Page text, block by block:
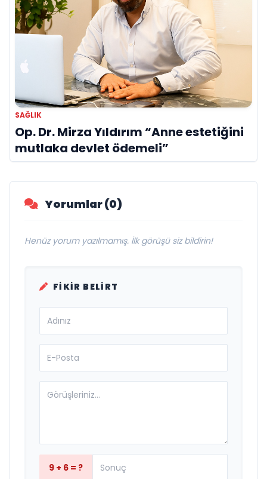
SAĞLIK
Op. Dr. Mirza Yıldırım “Anne estetiğini
mutlaka devlet ödemeli”
Yorumlar (0)
Henüz yorum yazılmamış. İlk görüşü siz bildirin!
FIKIR BELIRT
9 + 6 = ?